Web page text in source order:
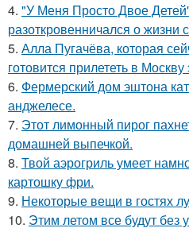
4. "У Меня Просто Двое
разоткровенничался о
5. Алла Пугачёва, которая
готовится прилететь в
6. Фермерский дом эштона
анджелесе.
7. Этот лимонный пирог
домашней выпечкой.
8. Твой аэрогриль умеет
картошку фри.
9. Некоторые вещи в гостях
10. Этим летом все будут без